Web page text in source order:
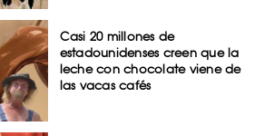
Casi 20 millones de
estadounidenses creen que la
leche con chocolate viene de
las vacas cafés